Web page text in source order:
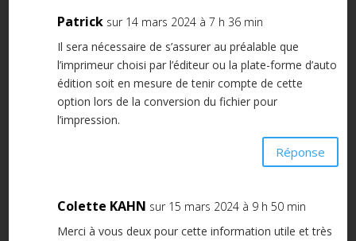
Patrick sur 14 mars 2024 à 7 h 36 min
Il sera nécessaire de s’assurer au préalable que
l’imprimeur choisi par l’éditeur ou la plate-forme d’auto
édition soit en mesure de tenir compte de cette
option lors de la conversion du fichier pour
l’impression.
Réponse
Colette KAHN sur 15 mars 2024 à 9 h 50 min
Merci à vous deux pour cette information utile et très